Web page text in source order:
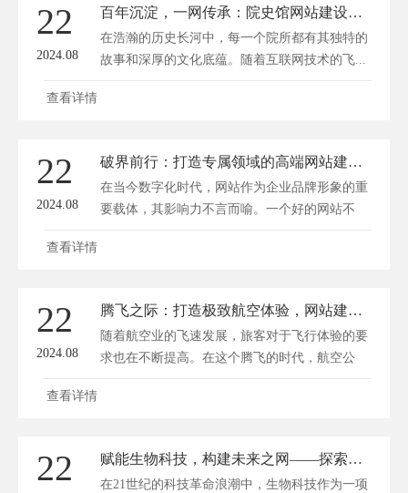
22
2024.08
百年沉淀，一网传承：院史馆网站建设的时光之旅
在浩瀚的历史长河中，每一个院所都有其独特的
故事和深厚的文化底蕴。随着互联网技术的飞...
查看详情
22
2024.08
破界前行：打造专属领域的高端网站建设艺术
在当今数字化时代，网站作为企业品牌形象的重
要载体，其影响力不言而喻。一个好的网站不
仅...
查看详情
22
2024.08
腾飞之际：打造极致航空体验，网站建设新篇章
随着航空业的飞速发展，旅客对于飞行体验的要
求也在不断提高。在这个腾飞的时代，航空公
司...
查看详情
22 赋能生物科技，构建未来之网——探索专属生物科技网站的构建之路
在21世纪的科技革命浪潮中，生物科技作为一项